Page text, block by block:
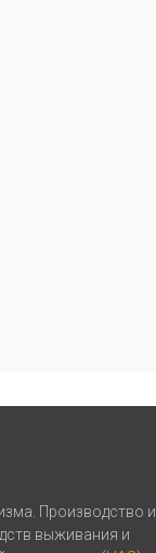
Производство и
выживания и